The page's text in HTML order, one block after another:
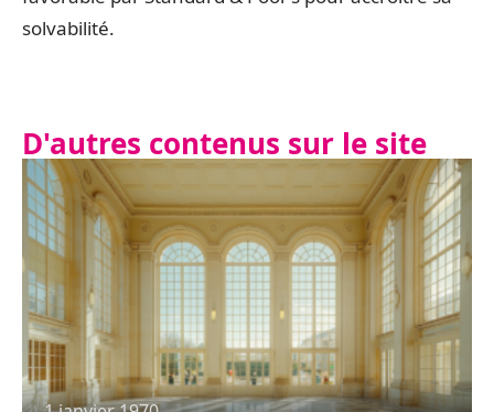
solvabilité.
D'autres contenus sur le site